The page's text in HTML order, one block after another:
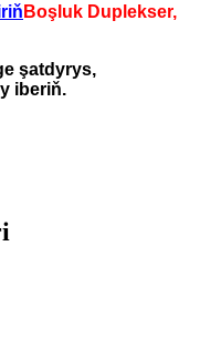
Boşluk Duplekser,
şatdyrys,
iberiň.